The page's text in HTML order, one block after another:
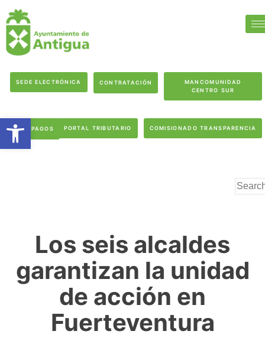
SEDE ELECTRÓNICA CONTRATACIÓN
MANCOMUNIDAD
CENTRO SUR
PAGOS PORTAL TRIBUTARIO COMISIONADO TRANSPARENCIA
Los seis alcaldes
garantizan la unidad
de acción en
Fuerteventura
Abrir barra de herramientas